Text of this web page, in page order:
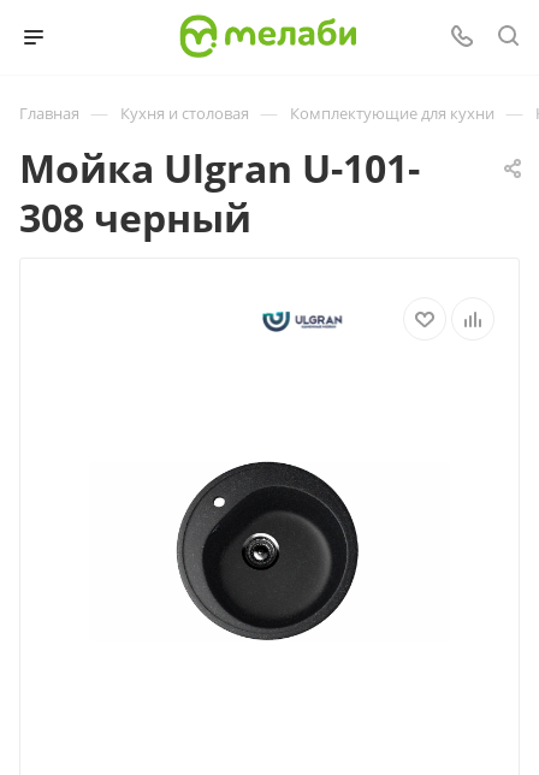
Главная — Кухня и столовая — Комплектующие для кухни —
Мойка Ulgran U-101-
308 черный